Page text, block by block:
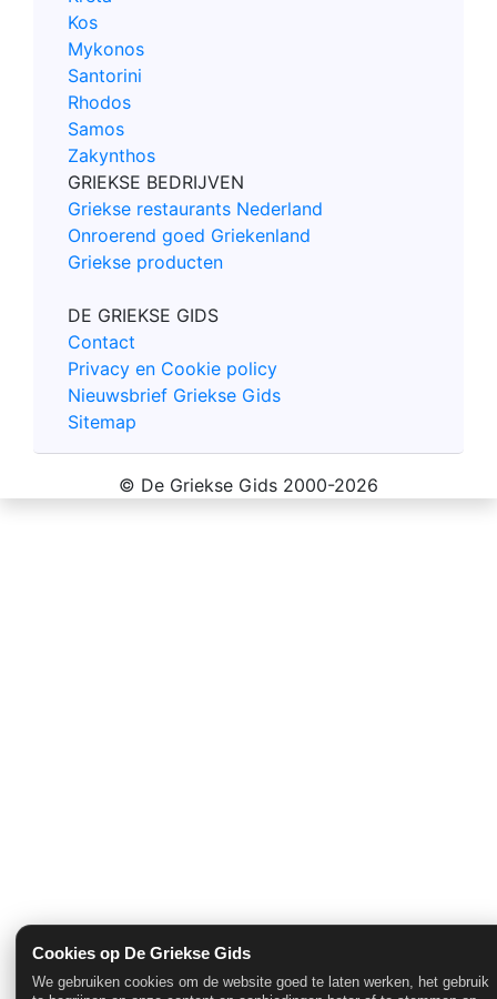
Cookies op De Griekse Gids
We gebruiken cookies om de website goed te laten werken, het gebruik
Kos
Mykonos
Santorini
Rhodos
Samos
Zakynthos
GRIEKSE BEDRIJVEN
Griekse restaurants Nederland
Onroerend goed Griekenland
Griekse producten
DE GRIEKSE GIDS
Contact
Privacy en Cookie policy
Nieuwsbrief Griekse Gids
Sitemap
© De Griekse Gids 2000-2026